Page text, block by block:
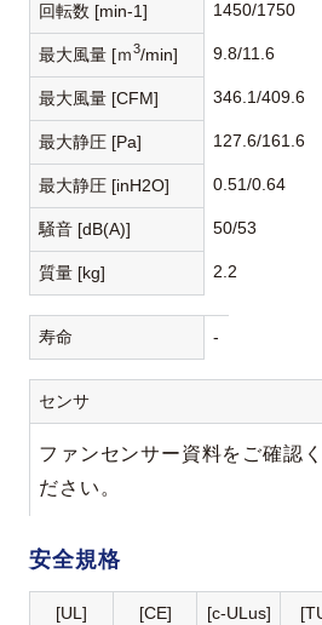
回転数 [min-1] 1450/1750
最大風量 [ｍ3/min] 9.8/11.6
最大風量 [CFM] 346.1/409.6
最大静圧 [Pa] 127.6/161.6
最大静圧 [inH2O] 0.51/0.64
騒音 [dB(A)] 50/53
質量 [kg] 2.2
寿命 -
センサ
ファンセンサー資料をご確認く
ださい。
安全規格
[UL] [CE] [c-ULus]